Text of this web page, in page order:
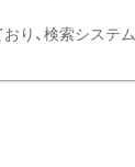
り、検索システム